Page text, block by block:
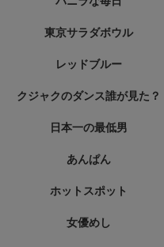
東京サラダボウル
レッドブルー
クジャクのダンス誰が見た？
日本一の最低男
あんぱん
ホットスポット
女優めし